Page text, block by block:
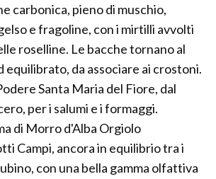
carbonica, pieno di muschio,
e fragoline, con i mirtilli avvolti
roselline. Le bacche tornano al
equilibrato, da associare ai crostoni.
Santa Maria del Fiore, dal
per i salumi e i formaggi.
di Morro d'Alba Orgiolo
Campi, ancora in equilibrio tra i
con una bella gamma olfattiva